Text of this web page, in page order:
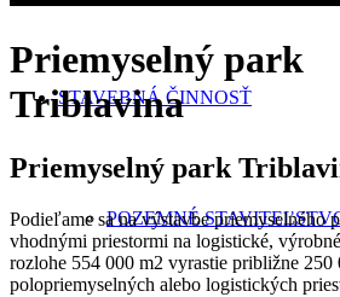
STAVEBNÁ ČINNOSŤ
POZEMNÉ
Priemyselný park
Triblavina
Priemyselný park
Podieľame sa na výstavbe priemyselného
vhodnými priestormi na logistické,
rozlohe 554 000 m2 vyrastie približne 250
polopriemyselných alebo logistických